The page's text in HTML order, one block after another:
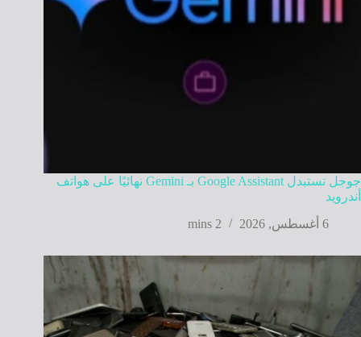
جوجل تستبدل Google Assistant بـ Gemini نهائيًا على هواتف
أندرويد
6 أغسطس, 2026
2 mins